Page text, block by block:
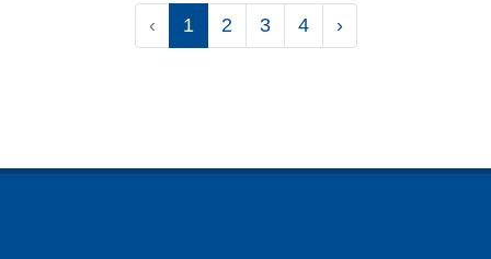
‹ 1 2 3 4 ›